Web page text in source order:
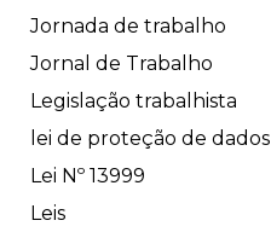
Jornada de trabalho
Jornal de Trabalho
Legislação trabalhista
lei de proteção de dados
Lei Nº 13999
Leis